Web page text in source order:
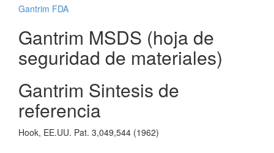
Gantrim FDA
Gantrim MSDS (hoja de
seguridad de materiales)
Gantrim Sintesis de
referencia
Hook, EE.UU. Pat. 3,049,544 (1962)